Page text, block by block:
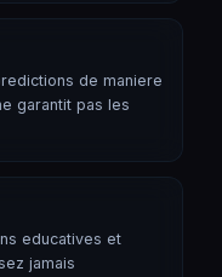
de maniere
garantit pas les
educatives et
jamais